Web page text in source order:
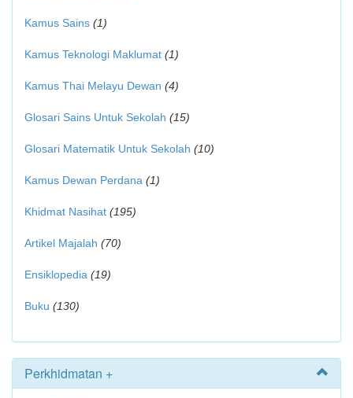
Kamus Sains (1)
Kamus Teknologi Maklumat (1)
Kamus Thai Melayu Dewan (4)
Glosari Sains Untuk Sekolah (15)
Glosari Matematik Untuk Sekolah (10)
Kamus Dewan Perdana (1)
Khidmat Nasihat (195)
Artikel Majalah (70)
Ensiklopedia (19)
Buku (130)
Perkhidmatan +